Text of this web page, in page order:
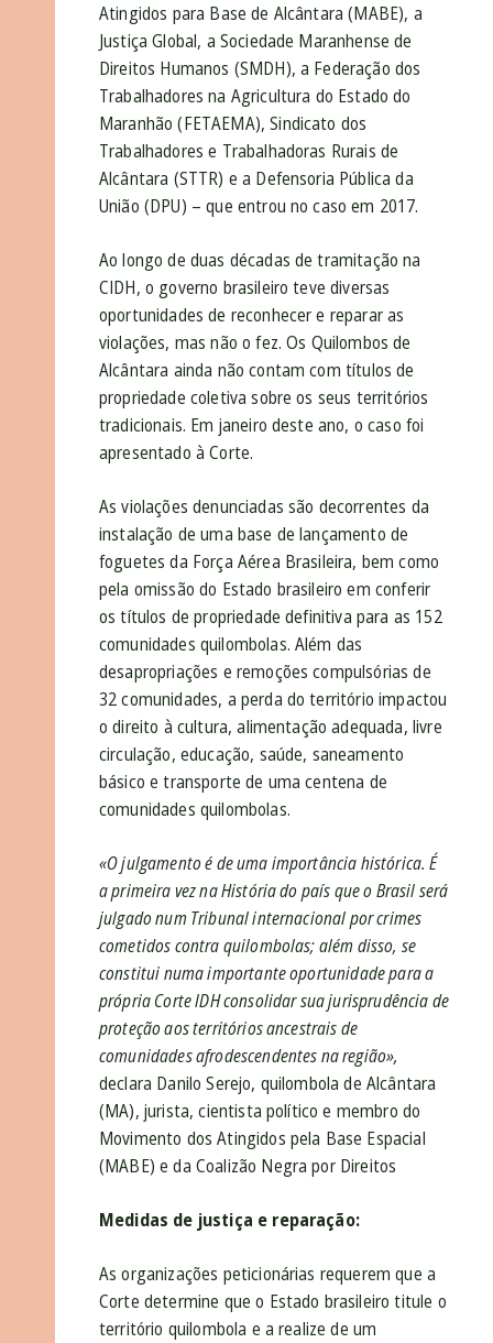
Atingidos para Base de Alcântara (MABE), a
Justiça Global, a Sociedade Maranhense de
Direitos Humanos (SMDH), a Federação dos
Trabalhadores na Agricultura do Estado do
Maranhão (FETAEMA), Sindicato dos
Trabalhadores e Trabalhadoras Rurais de
Alcântara (STTR) e a Defensoria Pública da
União (DPU) – que entrou no caso em 2017.
Ao longo de duas décadas de tramitação na
CIDH, o governo brasileiro teve diversas
oportunidades de reconhecer e reparar as
violações, mas não o fez. Os Quilombos de
Alcântara ainda não contam com títulos de
propriedade coletiva sobre os seus territórios
tradicionais. Em janeiro deste ano, o caso foi
apresentado à Corte.
As violações denunciadas são decorrentes da
instalação de uma base de lançamento de
foguetes da Força Aérea Brasileira, bem como
pela omissão do Estado brasileiro em conferir
os títulos de propriedade definitiva para as 152
comunidades quilombolas. Além das
desapropriações e remoções compulsórias de
32 comunidades, a perda do território impactou
o direito à cultura, alimentação adequada, livre
circulação, educação, saúde, saneamento
básico e transporte de uma centena de
comunidades quilombolas.
«O julgamento é de uma importância histórica. É
a primeira vez na História do país que o Brasil será
julgado num Tribunal internacional por crimes
cometidos contra quilombolas; além disso, se
constitui numa importante oportunidade para a
própria Corte IDH consolidar sua jurisprudência de
proteção aos territórios ancestrais de
comunidades afrodescendentes na região»,
declara Danilo Serejo, quilombola de Alcântara
(MA), jurista, cientista político e membro do
Movimento dos Atingidos pela Base Espacial
(MABE) e da Coalizão Negra por Direitos
Medidas de justiça e reparação:
As organizações peticionárias requerem que a
Corte determine que o Estado brasileiro titule o
território quilombola e a realize de um